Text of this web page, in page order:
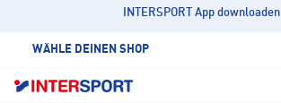
INTERSPORT App downloaden
WÄHLE DEINEN SHOP